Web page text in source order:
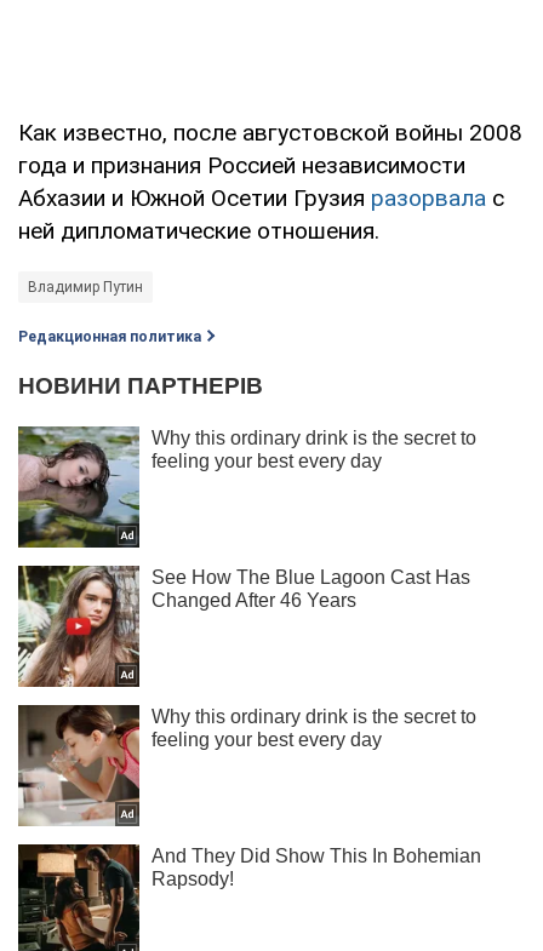
Как известно, после августовской войны 2008
года и признания Россией независимости
Абхазии и Южной Осетии Грузия разорвала с
ней дипломатические отношения.
Владимир Путин
Редакционная политика